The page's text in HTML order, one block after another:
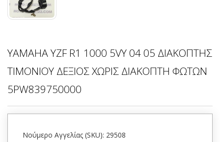
YAMAHA YZF R1 1000 5VY 04 05 ΔΙΑΚΟΠΤΗΣ
ΤΙΜΟΝΙΟΥ ΔΕΞΙΟΣ ΧΩΡΙΣ ΔΙΑΚΟΠΤΗ ΦΩΤΩΝ
5PW839750000
Νούμερο Αγγελίας (SKU): 29508